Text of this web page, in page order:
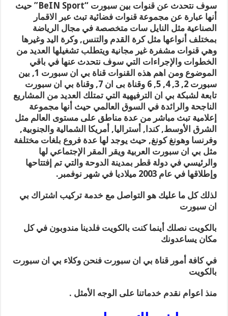
سوف نتحدث عن قنوات بين سبورت “BeIN Sport” حيث
أنها عبارة عن مجموعة قنوات فضائية تبث عبر الاقمار
الصناعية مثل النايل سات متخصصة في مجال الرياضة
بمختلف أنواعها مثل كرة القدم والتنس, وكرة اليد وغيرها
وهي قنوات مشفرة غير مجانية ويتطلب تشغيلها العديد من
الخطوات والإجراءات التي سوف نتحدث عنها في باقي
الموضوع ومن اهم هذه القنوات قناة بي ان سبورت 1, بين
سبورت 2, 3, 4, 5, 6 وقناة بى ان 7, وقناة بي ان سبورت
تابعة لشبكة بي ان الترفيهية التي تمتلك العديد من المشاريع
الناجحة والرائدة في السوق العالمي حيث أنها مجموعة
إعلامية تبث مباشر من عدة مناطق على مستوى العالم مثل
الشرق الأوسط, كندا, أستراليا, أمريكا الشمالية والجنوبية,
وفرنسا وهونغ كونغ, حيث يوجد لها عدة فروع بلغات مختلفة
مثل بي ان سبورت العربية ويقر المقر الإجتماعي لها
والرئيسي في دولة قطر بمدينة الدوحة والتي تم إفتتاحها
وإطلاقها في عام 2003 ميلاديا في شهر نوفمبر.
لذلك كل ما عليك هو التواصل مع خدمة تركيب اشتراك بي
ان سبورت
بالكويت نصلك أينما كنت بالكويت فلدينا مندوبون في كل
مكان يساعدونك
في كافة أمور قناة بي ان سبورت فنحن وكلاء بي ان سبورت
بالكويت
منذ اعوام نقدم خدماتنا على الوجه الأمثل .